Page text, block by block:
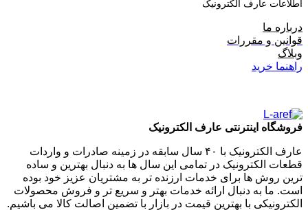
اطلاعات عارف الکترونیک
درباره ما
قوانین و مقررات
وبلاگ
راهنما خرید
فروشگاه اینترنتی عارف الکترونیک
عارف الکترونیک با ۴۰ سال سابقه در زمینه صادرات و واردات
قطعات الکترونیک در تمامی این سال ها به دنبال بهترین و ساده
ترین روش ها برای خدمات ارزنده تر به مشتریان عزیز خود بوده
است. ما به دنبال ارائه خدمات بهتر و سریع تر و فروش محصولات
الکترونیکی با بهترین قیمت در بازار با تضمین اصالت کالا می باشیم.